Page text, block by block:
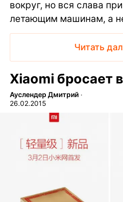
вокруг, но вся слава
летающим машинам, а
Читать
Xiaomi бросает
Ауслендер Дмитрий ∙
26.02.2015